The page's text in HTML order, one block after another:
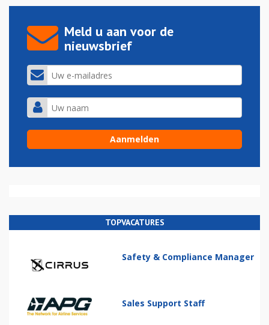
Meld u aan voor de
nieuwsbrief
TOPVACATURES
Safety & Compliance Manager
Sales Support Staff